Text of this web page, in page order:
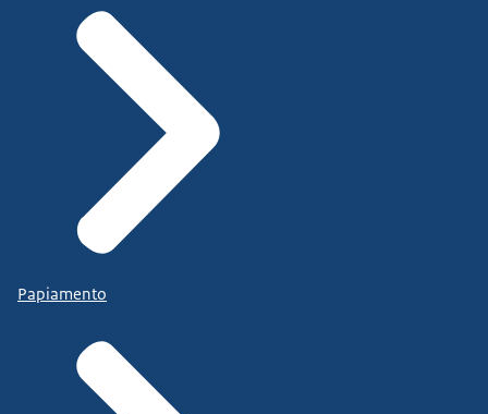
Papiamento